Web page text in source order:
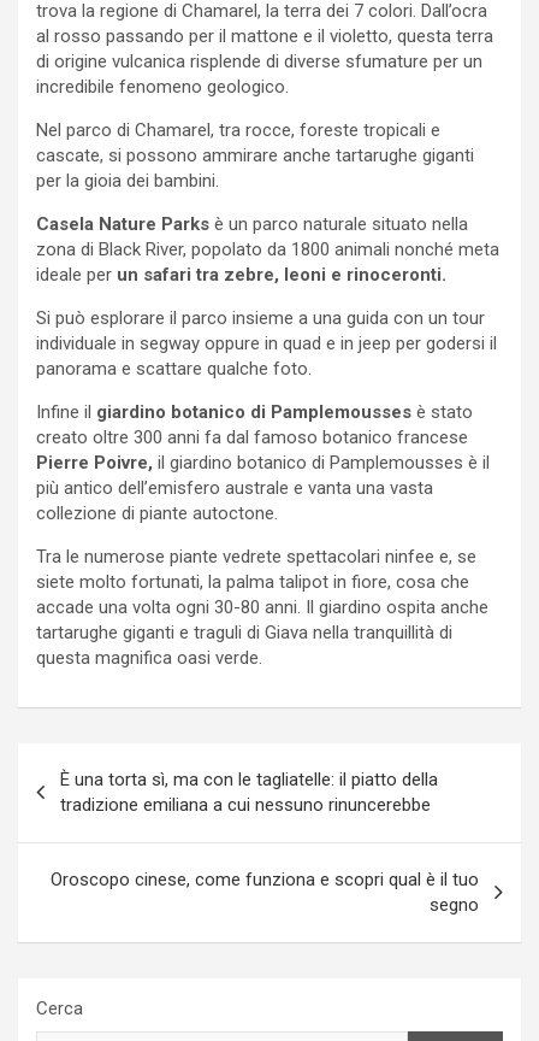
trova la regione di Chamarel, la terra dei 7 colori. Dall’ocra
al rosso passando per il mattone e il violetto, questa terra
di origine vulcanica risplende di diverse sfumature per un
incredibile fenomeno geologico.
Nel parco di Chamarel, tra rocce, foreste tropicali e
cascate, si possono ammirare anche tartarughe giganti
per la gioia dei bambini.
Casela Nature Parks è un parco naturale situato nella
zona di Black River, popolato da 1800 animali nonché meta
ideale per un safari tra zebre, leoni e rinoceronti.
Si può esplorare il parco insieme a una guida con un tour
individuale in segway oppure in quad e in jeep per godersi il
panorama e scattare qualche foto.
Infine il giardino botanico di Pamplemousses è stato
creato oltre 300 anni fa dal famoso botanico francese
Pierre Poivre, il giardino botanico di Pamplemousses è il
più antico dell’emisfero australe e vanta una vasta
collezione di piante autoctone.
Tra le numerose piante vedrete spettacolari ninfee e, se
siete molto fortunati, la palma talipot in fiore, cosa che
accade una volta ogni 30-80 anni. Il giardino ospita anche
tartarughe giganti e traguli di Giava nella tranquillità di
questa magnifica oasi verde.
Navigazione
articoli
È una torta sì, ma con le tagliatelle: il piatto della
tradizione emiliana a cui nessuno rinuncerebbe
Oroscopo cinese, come funziona e scopri qual è il tuo
segno
Cerca